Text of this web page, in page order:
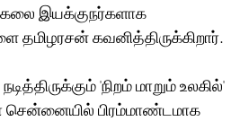
கலை இயக்குநர்களாக
தமிழரசன் கவனித்திருக்கிறார்.
'நிறம் மாறும் உலகில்'
சென்னையில் பிரம்மாண்டமாக